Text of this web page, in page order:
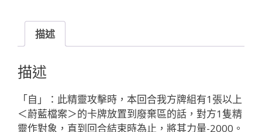
カ
コ
「黑
色
精
奏
描述
描述
「自」：此精靈攻擊時，本回合我方牌組有1張以上
＜蔚藍檔案＞的卡牌放置到廢棄區的話，對方1隻精
靈作對象，直到回合結束時為止，將其力量-2000。